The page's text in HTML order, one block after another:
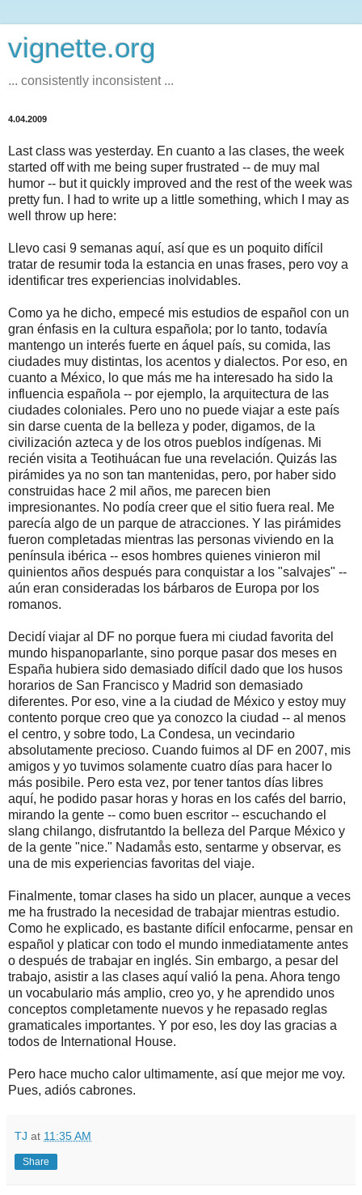
vignette.org
... consistently inconsistent ...
4.04.2009
Last class was yesterday. En cuanto a las clases, the week
started off with me being super frustrated -- de muy mal
humor -- but it quickly improved and the rest of the week was
pretty fun. I had to write up a little something, which I may as
well throw up here:
Llevo casi 9 semanas aquí, así que es un poquito difícil
tratar de resumir toda la estancia en unas frases, pero voy a
identificar tres experiencias inolvidables.
Como ya he dicho, empecé mis estudios de español con un
gran énfasis en la cultura española; por lo tanto, todavía
mantengo un interés fuerte en áquel país, su comida, las
ciudades muy distintas, los acentos y dialectos. Por eso, en
cuanto a México, lo que más me ha interesado ha sido la
influencia española -- por ejemplo, la arquitectura de las
ciudades coloniales. Pero uno no puede viajar a este país
sin darse cuenta de la belleza y poder, digamos, de la
civilización azteca y de los otros pueblos indígenas. Mi
recién visita a Teotihuácan fue una revelación. Quizás las
pirámides ya no son tan mantenidas, pero, por haber sido
construidas hace 2 mil años, me parecen bien
impresionantes. No podía creer que el sitio fuera real. Me
parecía algo de un parque de atracciones. Y las pirámides
fueron completadas mientras las personas viviendo en la
península ibérica -- esos hombres quienes vinieron mil
quinientos años después para conquistar a los "salvajes" --
aún eran consideradas los bárbaros de Europa por los
romanos.
Decidí viajar al DF no porque fuera mi ciudad favorita del
mundo hispanoparlante, sino porque pasar dos meses en
España hubiera sido demasiado difícil dado que los husos
horarios de San Francisco y Madrid son demasiado
diferentes. Por eso, vine a la ciudad de México y estoy muy
contento porque creo que ya conozco la ciudad -- al menos
el centro, y sobre todo, La Condesa, un vecindario
absolutamente precioso. Cuando fuimos al DF en 2007, mis
amigos y yo tuvimos solamente cuatro días para hacer lo
más posibile. Pero esta vez, por tener tantos días libres
aquí, he podido pasar horas y horas en los cafés del barrio,
mirando la gente -- como buen escritor -- escuchando el
slang chilango, disfrutantdo la belleza del Parque México y
de la gente "nice." Nadamås esto, sentarme y observar, es
una de mis experiencias favoritas del viaje.
Finalmente, tomar clases ha sido un placer, aunque a veces
me ha frustrado la necesidad de trabajar mientras estudio.
Como he explicado, es bastante difícil enfocarme, pensar en
español y platicar con todo el mundo inmediatamente antes
o después de trabajar en inglés. Sin embargo, a pesar del
trabajo, asistir a las clases aquí valió la pena. Ahora tengo
un vocabulario más amplio, creo yo, y he aprendido unos
conceptos completamente nuevos y he repasado reglas
gramaticales importantes. Y por eso, les doy las gracias a
todos de International House.
Pero hace mucho calor ultimamente, así que mejor me voy.
Pues, adiós cabrones.
TJ at 11:35 AM
Share